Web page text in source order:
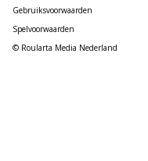
Gebruiksvoorwaarden
Spelvoorwaarden
© Roularta Media Nederland